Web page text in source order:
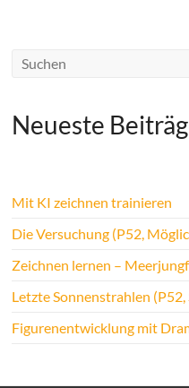
Neueste
Mit KI zeichnen trainieren
Die Versuchung (P52,
Zeichnen lernen –
Letzte Sonnenstrahlen
Figurenentwicklung mit